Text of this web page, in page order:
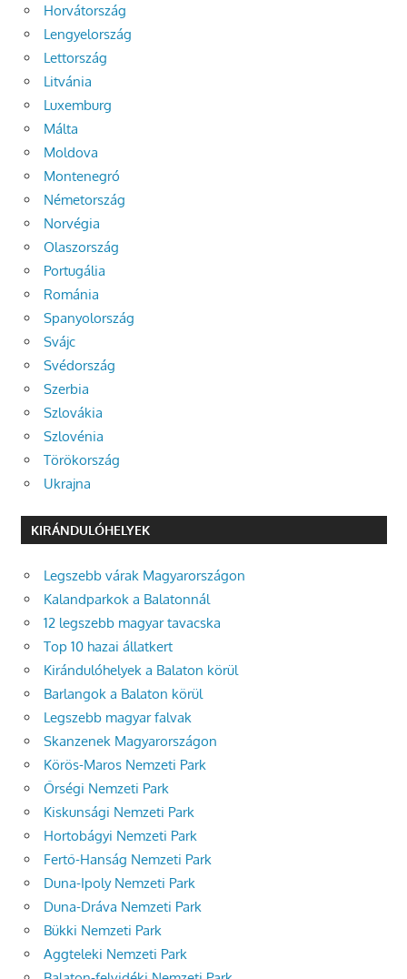
Horvátország
Lengyelország
Lettország
Litvánia
Luxemburg
Málta
Moldova
Montenegró
Németország
Norvégia
Olaszország
Portugália
Románia
Spanyolország
Svájc
Svédország
Szerbia
Szlovákia
Szlovénia
Törökország
Ukrajna
KIRÁNDULÓHELYEK
Legszebb várak Magyarországon
Kalandparkok a Balatonnál
12 legszebb magyar tavacska
Top 10 hazai állatkert
Kirándulóhelyek a Balaton körül
Barlangok a Balaton körül
Legszebb magyar falvak
Skanzenek Magyarországon
Körös-Maros Nemzeti Park
Őrségi Nemzeti Park
Kiskunsági Nemzeti Park
Hortobágyi Nemzeti Park
Fertő-Hanság Nemzeti Park
Duna-Ipoly Nemzeti Park
Duna-Dráva Nemzeti Park
Bükki Nemzeti Park
Aggteleki Nemzeti Park